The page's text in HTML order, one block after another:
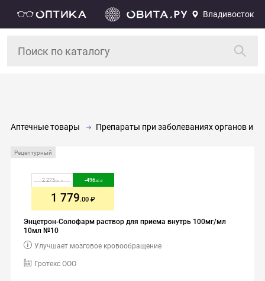
Владивосток
Аптечные товары Препараты при заболеваниях органов и
Рецептурный
Энцетрон-Солофарм раствор для приема внутрь 100мг/мл
10мл №10
Гротекс ООО
Улучшает мозговое кровообращение
2 275.00 -496.00
1 779.00